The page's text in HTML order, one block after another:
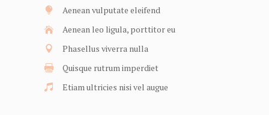
Aenean vulputate eleifend
Aenean leo ligula, porttitor eu
Phasellus viverra nulla
Quisque rutrum imperdiet
Etiam ultricies nisi vel augue